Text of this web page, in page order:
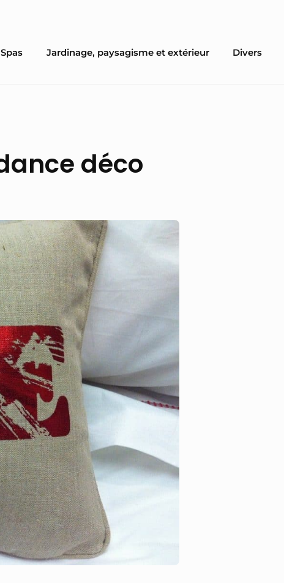
Jardinage, paysagisme et extérieur Divers
déco